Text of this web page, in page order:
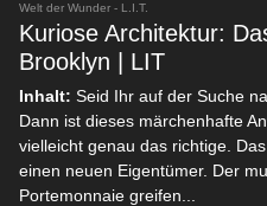
Welt der Wunder - L.I.T.
Kuriose Architektur:
Brooklyn | LIT
Inhalt: Seid Ihr auf der Suche
Dann ist dieses märchenhafte
vielleicht genau das richtige.
einen neuen Eigentümer. Der
Portemonnaie greifen...